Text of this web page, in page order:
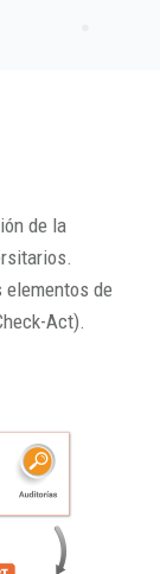
de la
elementos de
Act).